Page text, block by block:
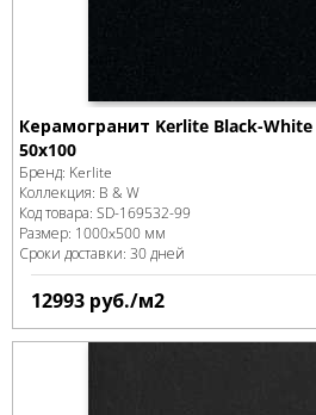
Керамогранит Kerlite Black-White
50x100
Бренд: Kerlite
Коллекция: B & W
Код товара: SD-169532-99
Размер: 1000x500 мм
Сроки доставки: 30 дней
12993 руб./м2